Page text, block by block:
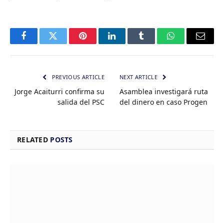
FacebookTwitter PinterestLinkedInTumblr WhatsAppEmail
PREVIOUS ARTICLE
Jorge Acaiturri confirma su
salida del PSC
NEXT ARTICLE
Asamblea investigará ruta
del dinero en caso Progen
RELATED POSTS